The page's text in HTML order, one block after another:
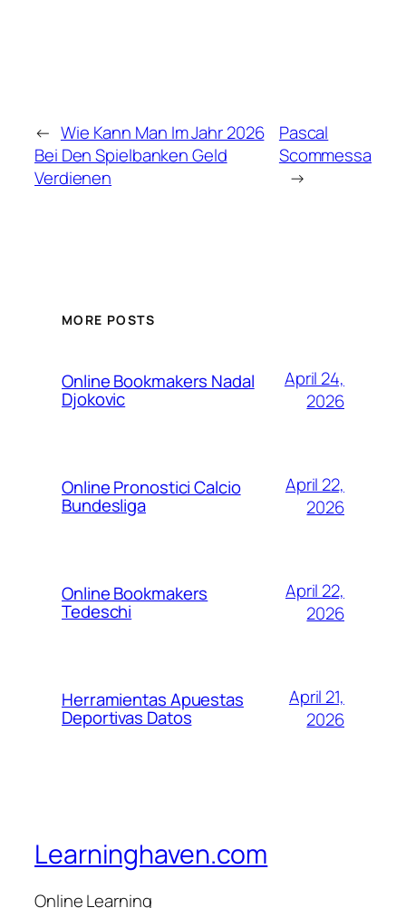
← Wie Kann Man Im Jahr 2026
Bei Den Spielbanken Geld
Verdienen
Pascal
Scommessa
→
MORE POSTS
Online Bookmakers Nadal
Djokovic
April 24,
2026
Online Pronostici Calcio
Bundesliga
April 22,
2026
Online Bookmakers
Tedeschi
April 22,
2026
Herramientas Apuestas
Deportivas Datos
April 21,
2026
Learninghaven.com
Online Learning